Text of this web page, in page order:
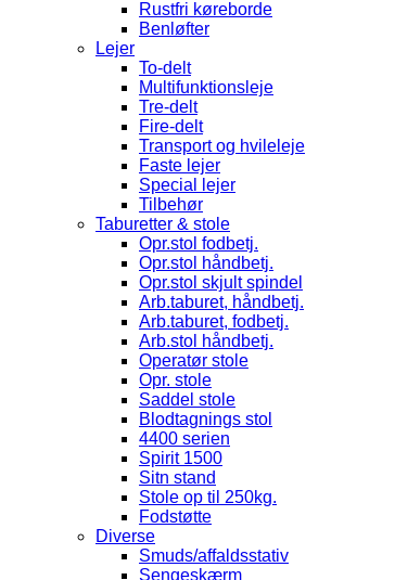
Rustfri køreborde
Benløfter
Lejer
To-delt
Multifunktionsleje
Tre-delt
Fire-delt
Transport og hvileleje
Faste lejer
Special lejer
Tilbehør
Taburetter & stole
Opr.stol fodbetj.
Opr.stol håndbetj.
Opr.stol skjult spindel
Arb.taburet, håndbetj.
Arb.taburet, fodbetj.
Arb.stol håndbetj.
Operatør stole
Opr. stole
Saddel stole
Blodtagnings stol
4400 serien
Spirit 1500
Sitn stand
Stole op til 250kg.
Fodstøtte
Diverse
Smuds/affaldsstativ
Sengeskærm